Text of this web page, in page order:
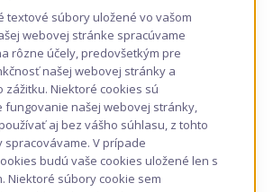
textové súbory uložené vo vašom
webovej stránke spracúvame
rôzne účely, predovšetkým pre
našej webovej stránky a
zážitku. Niektoré cookies sú
fungovanie našej webovej stránky,
aj bez vášho súhlasu, z tohto
spracovávame. V prípade
budú vaše cookies uložené len s
Niektoré súbory cookie sem